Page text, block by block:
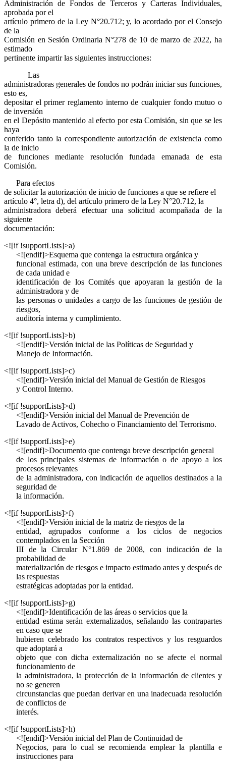
Administración de Fondos de Terceros y Carteras Individuales,
aprobada por el
artículo primero de la Ley N°20.712; y, lo acordado por el Consejo
de la
Comisión en Sesión Ordinaria N°278 de 10 de marzo de 2022, ha
estimado
pertinente impartir las siguientes instrucciones:
Las
administradoras generales de fondos no podrán iniciar sus funciones,
esto es,
depositar el primer reglamento interno de cualquier fondo mutuo o
de inversión
en el Depósito mantenido al efecto por esta Comisión, sin que se les
haya
conferido tanto la correspondiente autorización de existencia como
la de inicio
de funciones mediante resolución fundada emanada de esta
Comisión.
Para efectos
de solicitar la autorización de inicio de funciones a que se refiere el
artículo 4°, letra d), del artículo primero de la Ley N°20.712, la
administradora deberá efectuar una solicitud acompañada de la
siguiente
documentación:
<![if !supportLists]>a)
<![endif]>Esquema que contenga la estructura orgánica y
funcional estimada, con una breve descripción de las funciones
de cada unidad e
identificación de los Comités que apoyaran la gestión de la
administradora y de
las personas o unidades a cargo de las funciones de gestión de
riesgos,
auditoría interna y cumplimiento.
<![if !supportLists]>b)
<![endif]>Versión inicial de las Políticas de Seguridad y
Manejo de Información.
<![if !supportLists]>c)
<![endif]>Versión inicial del Manual de Gestión de Riesgos
y Control Interno.
<![if !supportLists]>d)
<![endif]>Versión inicial del Manual de Prevención de
Lavado de Activos, Cohecho o Financiamiento del Terrorismo.
<![if !supportLists]>e)
<![endif]>Documento que contenga breve descripción general
de los principales sistemas de información o de apoyo a los
procesos relevantes
de la administradora, con indicación de aquellos destinados a la
seguridad de
la información.
<![if !supportLists]>f)
<![endif]>Versión inicial de la matriz de riesgos de la
entidad, agrupados conforme a los ciclos de negocios
contemplados en la Sección
III de la Circular N°1.869 de 2008, con indicación de la
probabilidad de
materialización de riesgos e impacto estimado antes y después de
las respuestas
estratégicas adoptadas por la entidad.
<![if !supportLists]>g)
<![endif]>Identificación de las áreas o servicios que la
entidad estima serán externalizados, señalando las contrapartes
en caso que se
hubieren celebrado los contratos respectivos y los resguardos
que adoptará a
objeto que con dicha externalización no se afecte el normal
funcionamiento de
la administradora, la protección de la información de clientes y
no se generen
circunstancias que puedan derivar en una inadecuada resolución
de conflictos de
interés.
<![if !supportLists]>h)
<![endif]>Versión inicial del Plan de Continuidad de
Negocios, para lo cual se recomienda emplear la plantilla e
instrucciones para